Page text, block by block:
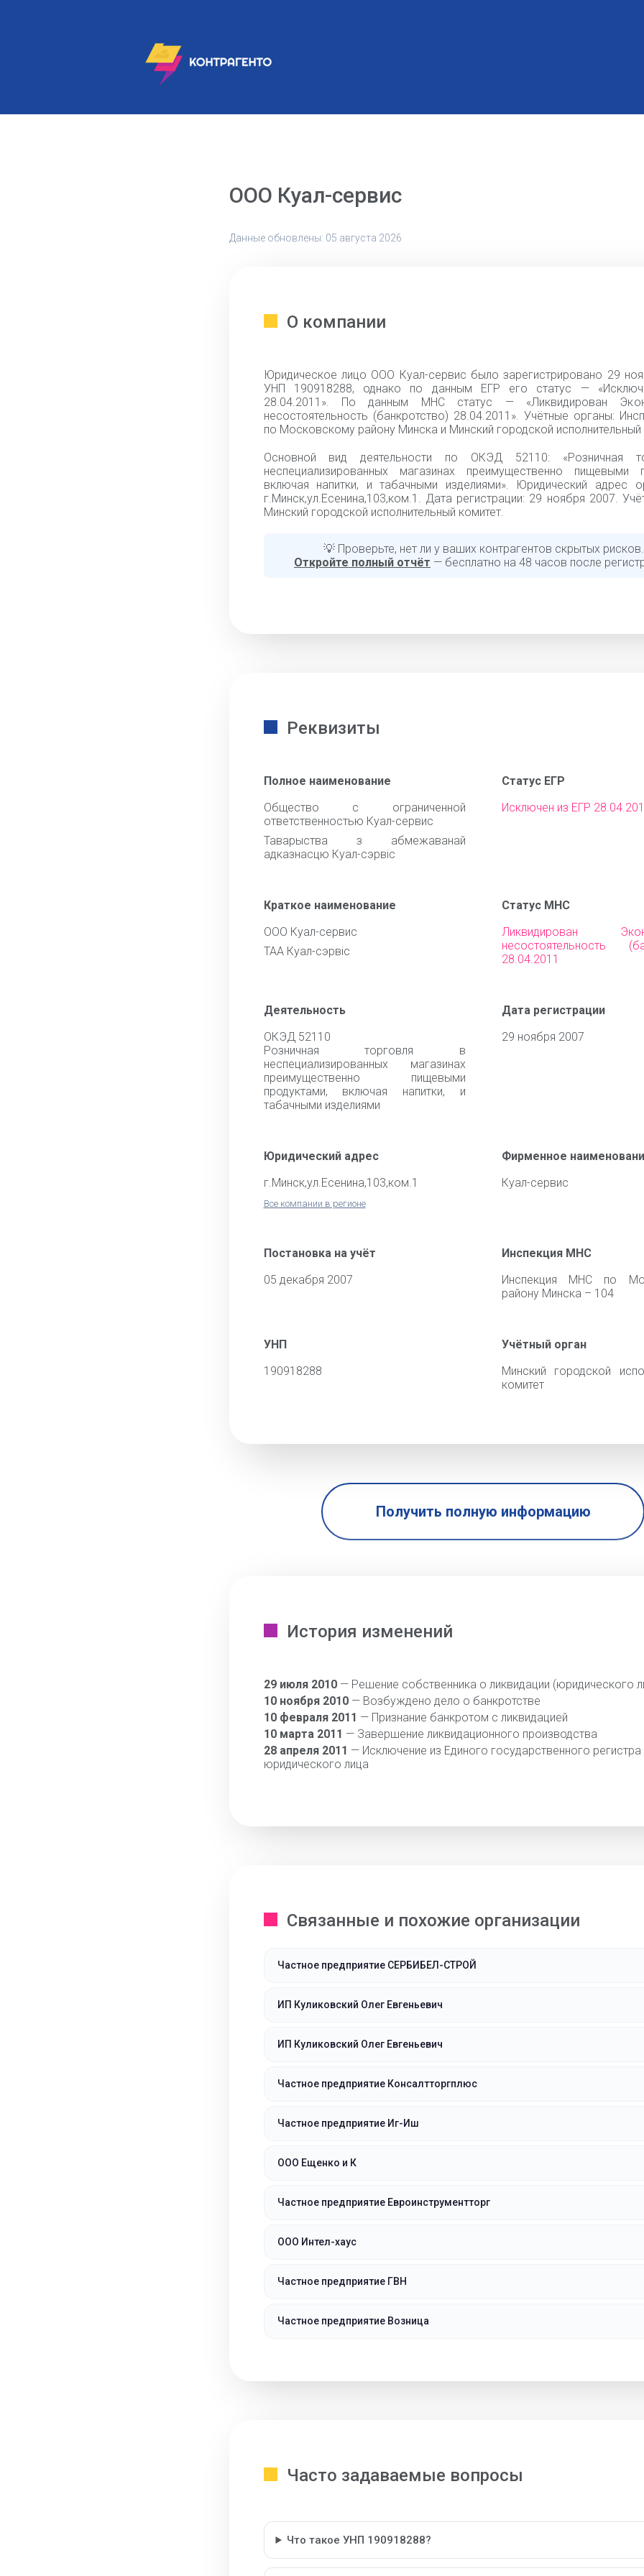
ООО Куал-сервис
Данные обновлены: 05 августа 2026
О компании
Юридическое лицо ООО Куал-сервис было зарегистрировано 29
УНП 190918288, однако по данным ЕГР его статус —
28.04.2011». По данным МНС статус — «Ликвидирован
несостоятельность (банкротство) 28.04.2011». Учётные органы:
по Московскому району Минска и Минский городской исполнительный
Основной вид деятельности по ОКЭД 52110: «Розничная
неспециализированных магазинах преимущественно пищевыми
включая напитки, и табачными изделиями». Юридический адрес
г.Минск,ул.Есенина,103,ком.1. Дата регистрации: 29 ноября 2007.
Минский городской исполнительный комитет.
💡 Проверьте, нет ли у ваших контрагентов скрытых рисков.
Откройте полный отчёт — бесплатно на 48 часов после
Реквизиты
Полное наименование
Общество с ограниченной
ответственностью Куал-сервис
Таварыства з абмежаванай
адказнасцю Куал-сэрвіс
Статус ЕГР
Исключен из ЕГР
Краткое наименование
ООО Куал-сервис
ТАА Куал-сэрвіс
Статус МНС
Ликвидирован
несостоятельность
28.04.2011
Деятельность
ОКЭД 52110
Розничная торговля в
неспециализированных магазинах
преимущественно пищевыми
продуктами, включая напитки, и
табачными изделиями
Дата регистрации
29 ноября 2007
Юридический адрес
г.Минск,ул.Есенина,103,ком.1
Все компании в регионе
Фирменное
Куал-сервис
Постановка на учёт
05 декабря 2007
Инспекция МНС
Инспекция МНС по
району Минска – 104
УНП
190918288
Учётный орган
Минский городской
комитет
Получить полную информацию
История изменений
29 июля 2010— Решение собственника о ликвидации (юридического
10 ноября 2010— Возбуждено дело о банкротстве
10 февраля 2011 — Признание банкротом с ликвидацией
10 марта 2011 — Завершение ликвидационного производства
28 апреля 2011 — Исключение из Единого государственного регистра
юридического лица
Связанные и похожие организации
Частное предприятие СЕРБИБЕЛ-СТРОЙ
ИП Куликовский Олег Евгеньевич
ИП Куликовский Олег Евгеньевич
Частное предприятие Консалтторгплюс
Частное предприятие Иг-Иш
ООО Ещенко и К
Частное предприятие Евроинструментторг
ООО Интел-хаус
Частное предприятие ГВН
Частное предприятие Возница
Часто задаваемые вопросы
Что такое УНП 190918288?